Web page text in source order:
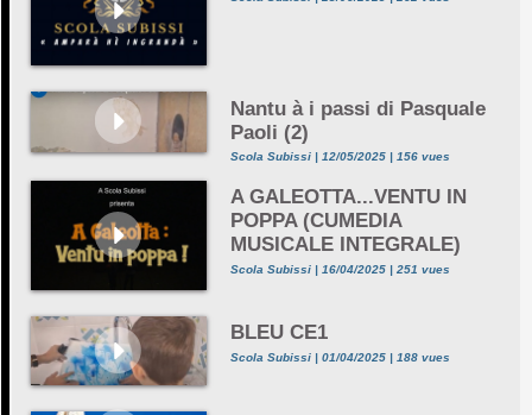
Nantu à i passi di Pasquale
Paoli (2)
Scola Subissi | 12/05/2025 | 156 vues
A GALEOTTA...VENTU IN
POPPA (CUMEDIA
MUSICALE INTEGRALE)
Scola Subissi | 16/04/2025 | 251 vues
BLEU CE1
Scola Subissi | 01/04/2025 | 188 vues